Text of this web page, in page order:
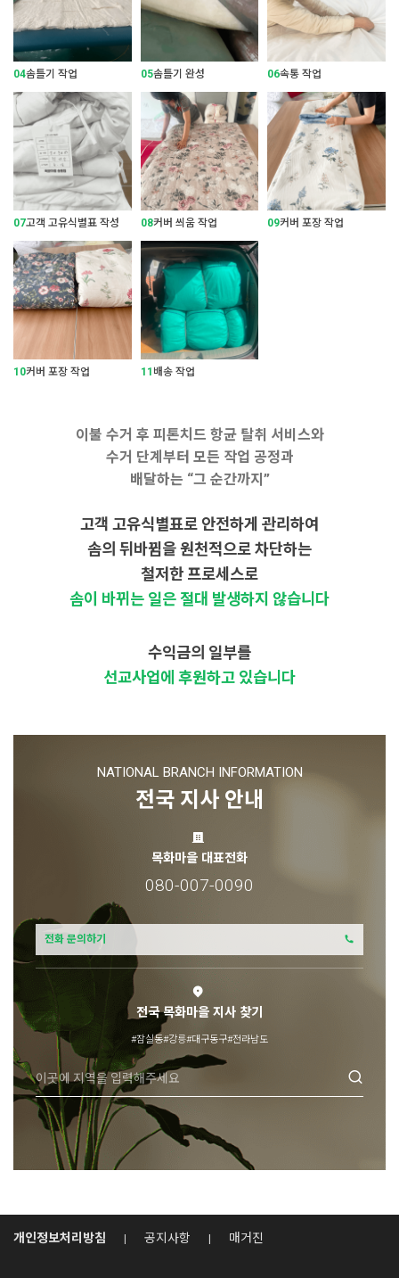
04솜틀기 작업 05솜틀기 완성 06속통 작업
07고객 고유식별표 작성 08커버 씌움 작업 09커버 포장 작업
10커버 포장 작업 11 배송 작업
이불 수거 후 피톤치드 항균 탈취 서비스와
수거 단계부터 모든 작업 공정과
배달하는 “그 순간까지”
고객 고유식별표로 안전하게 관리하여
솜의 뒤바뀜을 원천적으로 차단하는
철저한 프로세스로
솜이 바뀌는 일은 절대 발생하지 않습니다
수익금의 일부를
선교사업에 후원하고 있습니다
NATIONAL BRANCH INFORMATION
전국 지사 안내
목화마을 대표전화
080-007-0090
전화 문의하기
전국 목화마을 지사 찾기
#잠실동#강릉#대구동구#전라남도
개인정보처리방침 공지사항 매거진